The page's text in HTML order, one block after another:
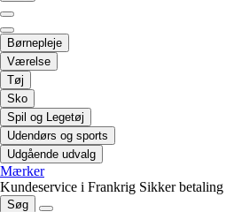
Børnepleje
Værelse
Tøj
Sko
Spil og Legetøj
Udendørs og sports
Udgående udvalg
Mærker
Kundeservice i Frankrig Sikker betaling
Søg